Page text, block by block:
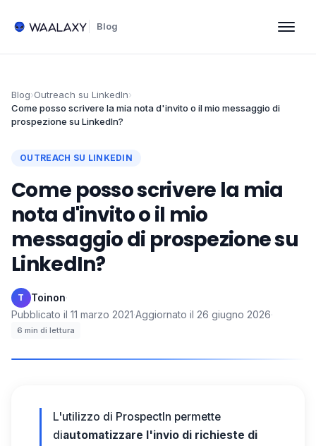
Blog
Blog›Outreach su LinkedIn›
Come posso scrivere la mia nota d'invito o il mio messaggio di
prospezione su LinkedIn?
OUTREACH SU LINKEDIN
Come posso scrivere la mia
nota d'invito o il mio
messaggio di prospezione su
LinkedIn?
T Toinon·
Pubblicato il 11 marzo 2021·Aggiornato il 26 giugno 2026·
6 min di lettura
L'utilizzo di ProspectIn permette
diautomatizzare l'invio di richieste di